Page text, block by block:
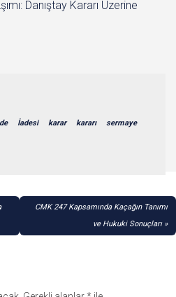
Danıştay Kararı Üzerine
İadesi karar kararı sermaye
CMK 247 Kapsamında Kaçağın Tanımı
ve Hukuki Sonuçları